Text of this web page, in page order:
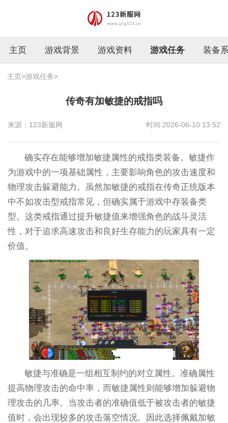
主页 游戏背景 游戏资料 游戏任务 装备
主页>游戏任务>
传奇有加敏捷的戒指吗
来源：123新服网 时间:2026-06-10 13:52
确实存在能够增加敏捷属性的戒指类装备。敏捷作
为游戏中的一项基础属性，主要影响角色的攻击速度和
物理攻击躲避能力。虽然加敏捷的戒指在传奇正统版本
中不如攻击型戒指常见，但确实属于游戏中存装备类
型。这类戒指通过提升敏捷值来增强角色的战斗灵活
性，对于追求高速攻击和良好生存能力的玩家具有一定
价值。
敏捷与准确是一组相互制约的对立属性。准确属性
提高物理攻击的命中率，而敏捷属性则能够增加躲避物
理攻击的几率。当攻击者的准确值低于被攻击者的敏捷
值时，会出现较多的攻击落空情况。因此选择佩戴加敏